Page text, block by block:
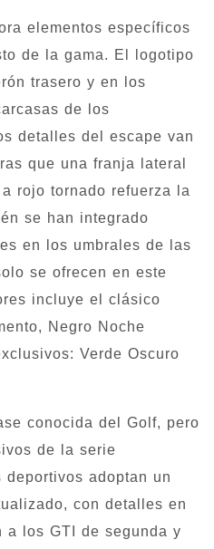
elementos específicos
de la gama. El logotipo
trasero y en los
de los
detalles del escape van
que una franja lateral
rojo tornado refuerza la
se han integrado
en los umbrales de las
se ofrecen en este
incluye el clásico
Negro Noche
Verde Oscuro
conocida del Golf, pero
de la serie
adoptan un
con detalles en
a los GTI de segunda y